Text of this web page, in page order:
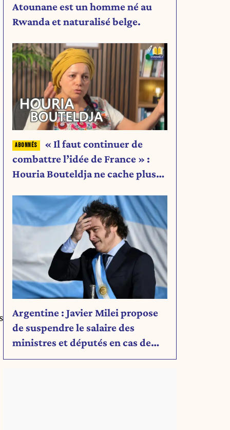
Atounane est un homme né au
Rwanda et naturalisé belge.
« Il faut continuer de
combattre l’idée de France » :
Houria Bouteldja ne cache plus
Argentine : Javier Milei propose
de suspendre le salaire des
ministres et députés en cas de
déficit budgétaire